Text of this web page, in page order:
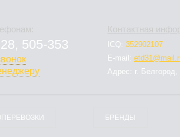
505-353
ICQ: 352902107
E-mail:
Адрес: г. Белгород,
БРЕНДЫ